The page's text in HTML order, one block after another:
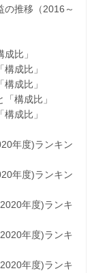
推移（2016～
比」
成比」
成比」
構成比」
成比」
年度)ランキン
年度)ランキン
年度)ランキ
年度)ランキ
年度)ランキ